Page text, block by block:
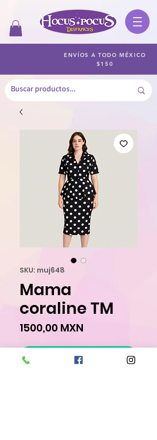
ENVÍOS A TODO MÉXICO
$150
SKU: muj648
Mama
coraline TM
1500,00 MXN
Agregar al carrito